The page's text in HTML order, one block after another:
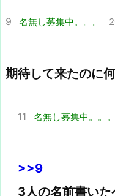
9 名無し募集中。。。
期待して来たのに
11 名無し募集中。。。
>>9
3人の名前書い